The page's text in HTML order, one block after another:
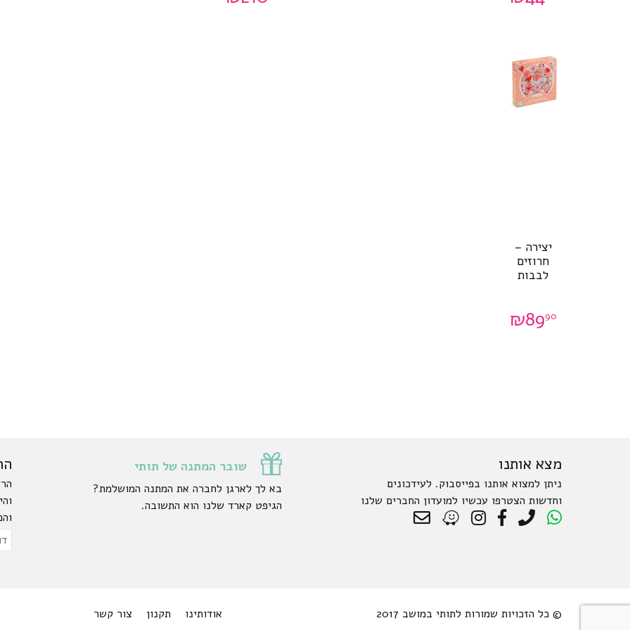
יצירה –
חרוזים
לבבות
₪8990
מצא אותנו
ניתן למצוא אותנו בפייסבוק. לעידכונים
וחדשות הצטרפו עכשיו למועדון החברים שלנו
שובר המתנה של תותי
בא לך לארגן לחברה את המתנה המושלמת?
הגיפט קארד שלנו הוא התשובה.
© כל הזכויות שמורות לתותי במושב 2017 אודותינו תקנון צור קשר